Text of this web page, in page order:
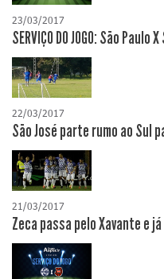
23/03/2017
SERVIÇO DO JOGO: São Paulo
22/03/2017
São José parte rumo ao Sul
21/03/2017
Zeca passa pelo Xavante e